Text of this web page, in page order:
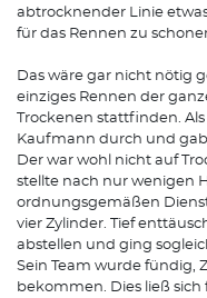
abtrocknender Linie
für das Rennen zu
Das wäre gar nicht nötig
einziges Rennen der
Trockenen stattfinden.
Kaufmann durch und
Der war wohl nicht auf
stellte nach nur wenigen
ordnungsgemäßen
vier Zylinder. Tief
abstellen und ging
Sein Team wurde fündig,
bekommen. Dies ließ